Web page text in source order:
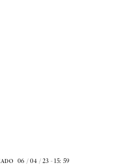
06 / 04 / 23 - 15: 59